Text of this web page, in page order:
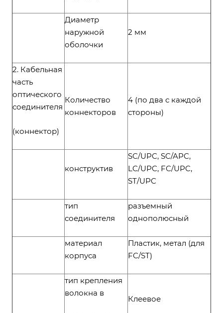
Диаметр
наружной
оболочки
2 мм
2. Кабельная
часть
оптического
соединителя
(коннектор)
Количество
коннекторов
4 (по два с каждой
стороны)
конструктив
SC/UPC, SC/APC,
LC/UPC, FC/UPC,
ST/UPC
тип
соединителя
разъемный
однополюсный
материал
корпуса
Пластик, метал (для
FC/ST)
тип крепления
волокна в
Клеевое